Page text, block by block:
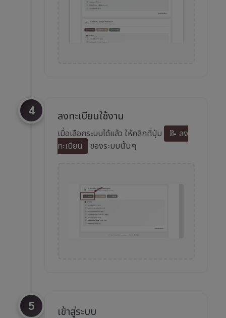
4 ลงทะเบียนใช้งาน
เมื่อเลือกระบบได้แล้ว ให้คลิกที่ปุ่ม
📝 ลง
ทะเบียน
ของระบบนั้นๆ
5 เข้าสู่ระบบ